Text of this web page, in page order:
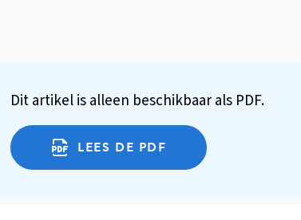
Dit artikel is alleen beschikbaar als PDF.
LEES DE PDF